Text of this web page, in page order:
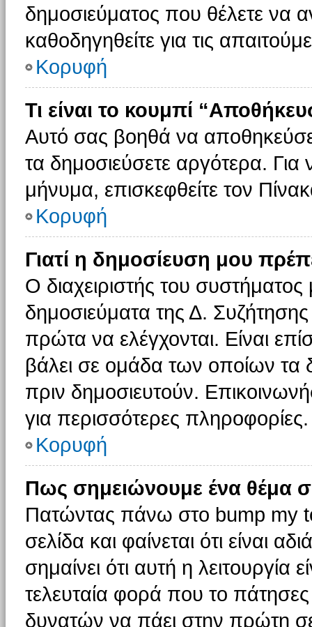
δημοσιεύματος που θέλετε να
καθοδηγηθείτε για τις
Κορυφή
Τι είναι το κουμπί
Αυτό σας βοηθά να
τα δημοσιεύσετε αργότερα.
μήνυμα, επισκεφθείτε τον
Κορυφή
Γιατί η δημοσίευση μου
Ο διαχειριστής του συστήματος
δημοσιεύματα της Δ.
πρώτα να ελέγχονται. Είναι
βάλει σε ομάδα των οποίων τα
πριν δημοσιευτούν.
για περισσότερες πληροφορίες.
Κορυφή
Πως σημειώνουμε ένα θέμα
Πατώντας πάνω στο bump my
σελίδα και φαίνεται ότι είναι
σημαίνει ότι αυτή η λειτουργία
τελευταία φορά που το πάτησες
δυνατών να πάει στην πρώτη